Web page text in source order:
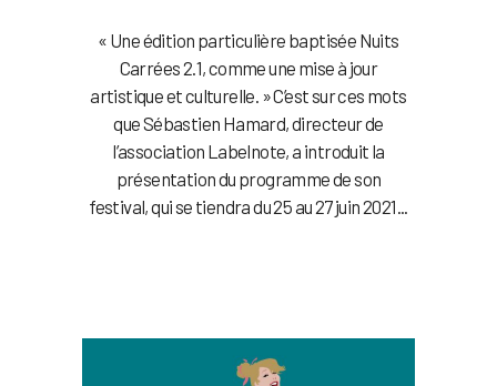
« Une édition particulière baptisée Nuits
Carrées 2.1, comme une mise à jour
artistique et culturelle. » C’est sur ces mots
que Sébastien Hamard, directeur de
l’association Labelnote, a introduit la
présentation du programme de son
festival, qui se tiendra du 25 au 27 juin 2021...